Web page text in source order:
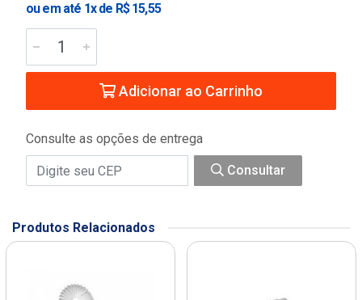
ou em até 1x de R$ 15,55
Adicionar ao Carrinho
Consulte as opções de entrega
Consultar
Produtos Relacionados